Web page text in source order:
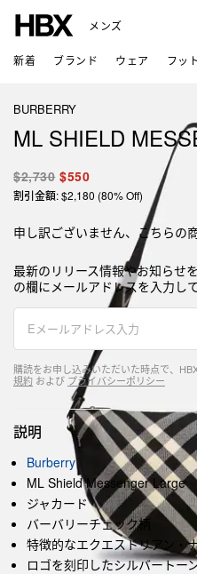
メンズ
新着 ブランド ウェア フッ
BURBERRY
ML SHIELD
$2,730 $550
割引金額: $2,180 (80% Off)
申し訳ございません、こちらの
最新のリリース情報やお知らせ
の欄にメールアドレスを入力し
購読をお申し込みいただいた時点で、
規約 および プライバシーポリシー
説明
Burberry
ML Shield Messenger Large
ジャカード
バーバリーチェック柄
特徴的なエクエストリアン・
ロゴを刻印したシルバートー